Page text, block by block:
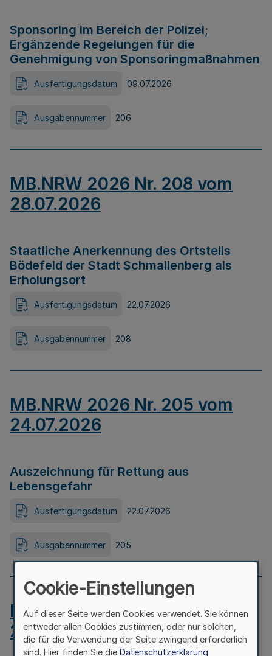
Sponsoring im Bereich der Polizei;
Ergänzende Regelungen für die
Genehmigung von Sponsoringmaßnahmen
Ausfertigungsdatum 09.07.2026
Ausgabennummer 206
MB.NRW 2026 Nr. 208 vom
28.07.2026
Staatliche Anerkennung des Ortsteils
Bödefeld der Stadt Schmallenberg als
Erholungsort
Ausfertigungsdatum 22.07.2026
Ausgabennummer 208
MB.NRW 2026 Nr. 205 vom
24.07.2026
Auszeichnung für Rettung aus
Lebensgefahr
Ausfertigungsdatum 22.07.2026
Ausgabennummer 205
MB.NRW 2026 Nr. 204 vom
24.07.2026
Cookie-Einstellungen
Auf dieser Seite werden Cookies verwendet. Sie können
entweder allen Cookies zustimmen, oder nur solchen,
die für die Verwendung der Seite zwingend erforderlich
sind. Hier finden Sie die Datenschutzerklärung